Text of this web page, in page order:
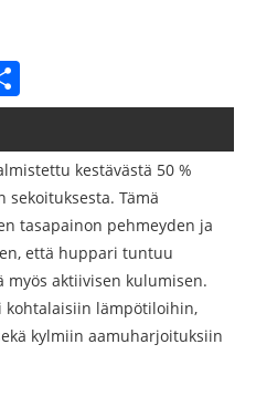
kestävästä 50 %
Tämä
tasapainon pehmeyden ja
että huppari tuntuu
myös aktiivisen kulumisen.
kohtalaisiin lämpötiloihin,
kylmiin aamuharjoituksiin